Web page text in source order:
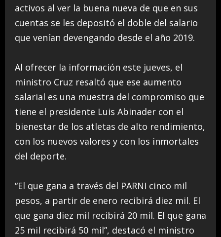
activos al ver la buena nueva de que en sus
cuentas se les depositó el doble del salario
que venían devengando desde el año 2019.
Al ofrecer la información este jueves, el
ministro Cruz resaltó que ese aumento
salarial es una muestra del compromiso que
tiene el presidente Luis Abinader con el
bienestar de los atletas de alto rendimiento,
con los nuevos valores y con los inmortales
del deporte.
“El que gana a través del PARNI cinco mil
pesos, a partir de enero recibirá diez mil. El
que gana diez mil recibirá 20 mil. El que gana
25 mil recibirá 50 mil”, destacó el ministro